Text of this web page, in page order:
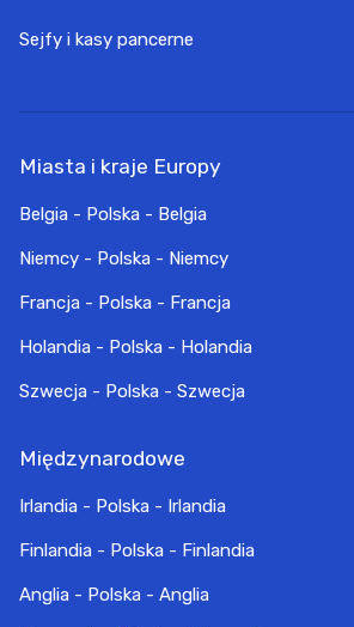
Sejfy i kasy pancerne
Miasta i kraje Europy
Belgia - Polska - Belgia
Niemcy - Polska - Niemcy
Francja - Polska - Francja
Holandia - Polska - Holandia
Szwecja - Polska - Szwecja
Międzynarodowe
Irlandia - Polska - Irlandia
Finlandia - Polska - Finlandia
Anglia - Polska - Anglia